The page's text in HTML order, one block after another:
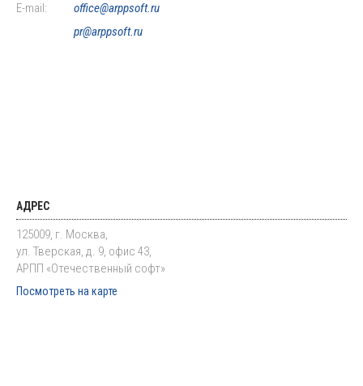
E-mail:
office@arppsoft.ru
pr@arppsoft.ru
АДРЕС
125009, г. Москва,
ул. Тверская, д. 9, офис 43,
АРПП «Отечественный софт»
Посмотреть на карте